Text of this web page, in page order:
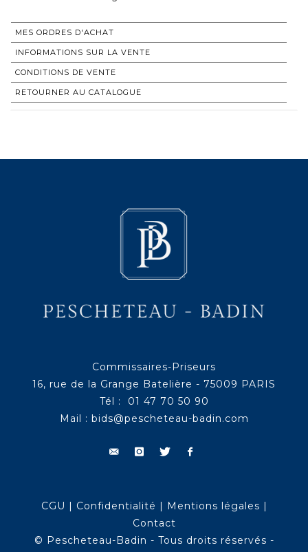
MES ORDRES D'ACHAT
INFORMATIONS SUR LA VENTE
CONDITIONS DE VENTE
RETOURNER AU CATALOGUE
Commissaires-Priseurs
16, rue de la Grange Batelière - 75009 PARIS
Tél : 01 47 70 50 90
Mail : bids@pescheteau-badin.com
CGU | Confidentialité | Mentions légales |
Contact
© Pescheteau-Badin - Tous droits réservés -